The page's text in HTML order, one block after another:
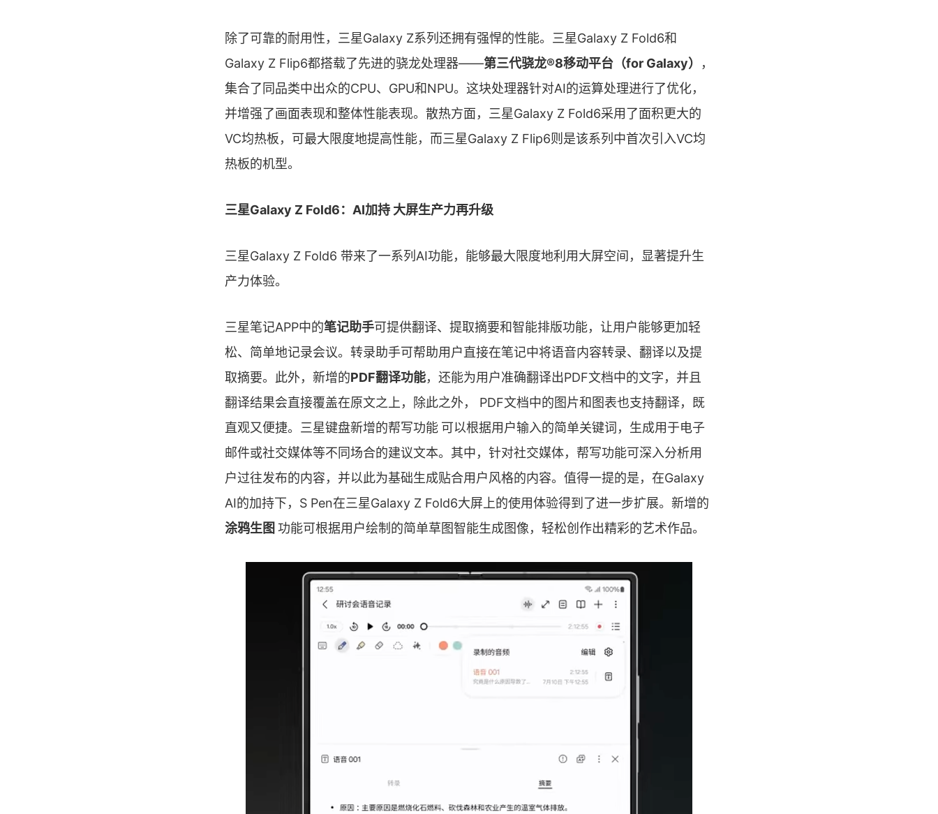
除了可靠的耐用性，三星Galaxy Z系列还拥有强悍的性能。三星Galaxy Z Fold6和
Galaxy Z Flip6都搭载了先进的骁龙处理器——第三代骁龙®8移动平台（for Galaxy）
，
集合了同品类中出众的CPU、GPU和NPU。这块处理器针对AI的运算处理进行了优化，
并增强了画面表现和整体性能表现。散热方面，三星Galaxy Z Fold6采用了面积更大的
VC均热板，可最大限度地提高性能，而三星Galaxy Z Flip6则是该系列中首次引入VC均
热板的机型。
三星Galaxy Z Fold6：AI加持 大屏生产力再升级
三星Galaxy Z Fold6 带来了一系列AI功能，能够最大限度地利用大屏空间，显著提升生
产力体验。
三星笔记APP中的笔记助手可提供翻译、提取摘要和智能排版功能，让用户能够更加轻
松、简单地记录会议。转录助手可帮助用户直接在笔记中将语音内容转录、翻译以及提
取摘要。此外，新增的PDF翻译功能，还能为用户准确翻译出PDF文档中的文字，并且
翻译结果会直接覆盖在原文之上，除此之外， PDF文档中的图片和图表也支持翻译，既
直观又便捷。三星键盘新增的帮写功能 可以根据用户输入的简单关键词，生成用于电子
邮件或社交媒体等不同场合的建议文本。其中，针对社交媒体，帮写功能可深入分析用
户过往发布的内容，并以此为基础生成贴合用户风格的内容。值得一提的是，在Galaxy
AI的加持下，S Pen在三星Galaxy Z Fold6大屏上的使用体验得到了进一步扩展。新增的
涂鸦生图 功能可根据用户绘制的简单草图智能生成图像，轻松创作出精彩的艺术作品。